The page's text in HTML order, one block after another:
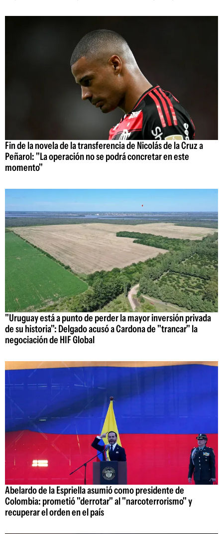
Fin de la novela de la transferencia de Nicolás de la Cruz a
Peñarol: "La operación no se podrá concretar en este
momento"
"Uruguay está a punto de perder la mayor inversión privada
de su historia": Delgado acusó a Cardona de "trancar" la
negociación de HIF Global
Abelardo de la Espriella asumió como presidente de
Colombia: prometió "derrotar" al "narcoterrorismo" y
recuperar el orden en el país